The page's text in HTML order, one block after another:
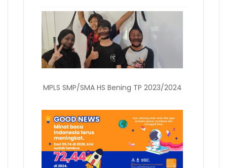
MPLS SMP/SMA HS Bening TP 2023/2024